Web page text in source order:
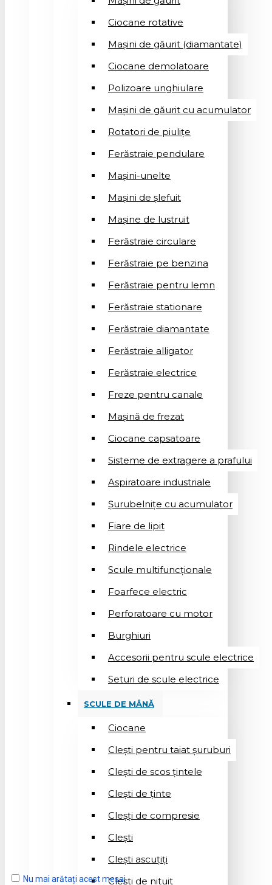
Ciocane rotative
Mașini de găurit (diamantate)
Ciocane demolatoare
Polizoare unghiulare
Mașini de găurit cu acumulator
Rotatori de piuliţe
Ferăstraie pendulare
Mașini-unelte
Mașini de șlefuit
Mașinе de lustruit
Ferăstraie circulare
Ferăstraie pe benzina
Ferăstraie pentru lemn
Ferăstraie stationare
Ferăstraie diamantate
Ferăstraie alligator
Ferăstraie electrice
Freze pentru canale
Mașină de frezat
Ciocane capsatoare
Sisteme de extragere a prafului
Aspiratoare industriale
Șurubelnițe cu acumulator
Fiare de lipit
Rindele electrice
Scule multifuncționale
Foarfece electric
Perforatoare cu motor
Burghiuri
Accesorii pentru scule electrice
Seturi de scule electrice
SCULE DE MÂNĂ
Ciocane
Cleşti pentru taiat șuruburi
Clești de scos țintele
Clești de ținte
Cleșți de compresie
Cleşti
Clești ascuțiți
Cleşti de nituit
Nu mai arătați acest mesaj